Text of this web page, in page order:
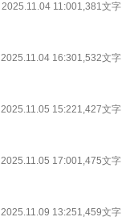
2025.11.04 11:001,381文字
2025.11.04 16:301,532文字
2025.11.05 15:221,427文字
2025.11.05 17:001,475文字
2025.11.09 13:251,459文字